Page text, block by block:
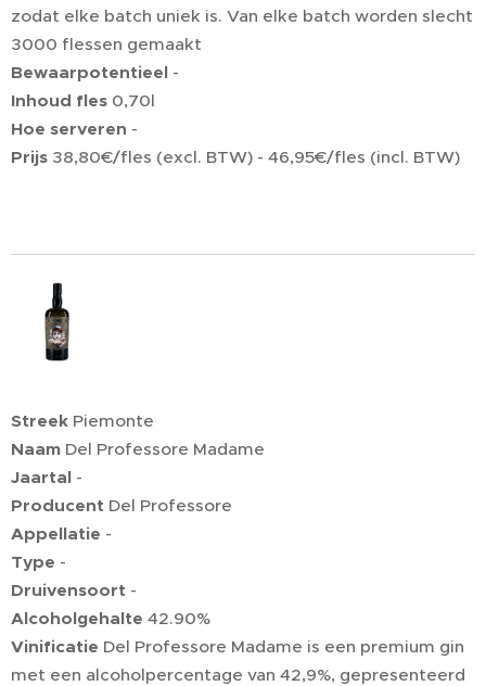
zodat elke batch uniek is. Van elke batch worden slecht
3000 flessen gemaakt
Bewaarpotentieel -
Inhoud fles 0,70l
Hoe serveren -
Prijs 38,80€/fles (excl. BTW) - 46,95€/fles (incl. BTW)
Streek Piemonte
Naam Del Professore Madame
Jaartal -
Producent Del Professore
Appellatie -
Type -
Druivensoort -
Alcoholgehalte 42.90%
Vinificatie Del Professore Madame is een premium gin
met een alcoholpercentage van 42,9%, gepresenteerd